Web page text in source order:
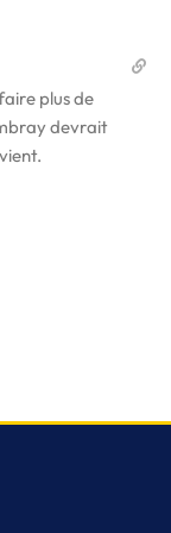
plus de
devrait